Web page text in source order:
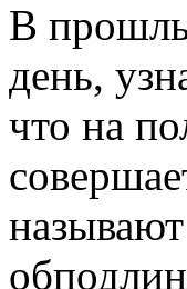
В
день,
что на